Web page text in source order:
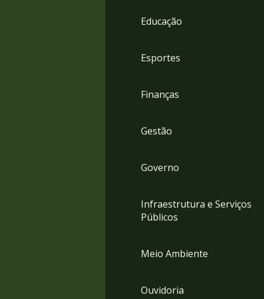
Educação
Esportes
Finanças
Gestão
Governo
Infraestrutura e Serviços
Públicos
Meio Ambiente
Ouvidoria